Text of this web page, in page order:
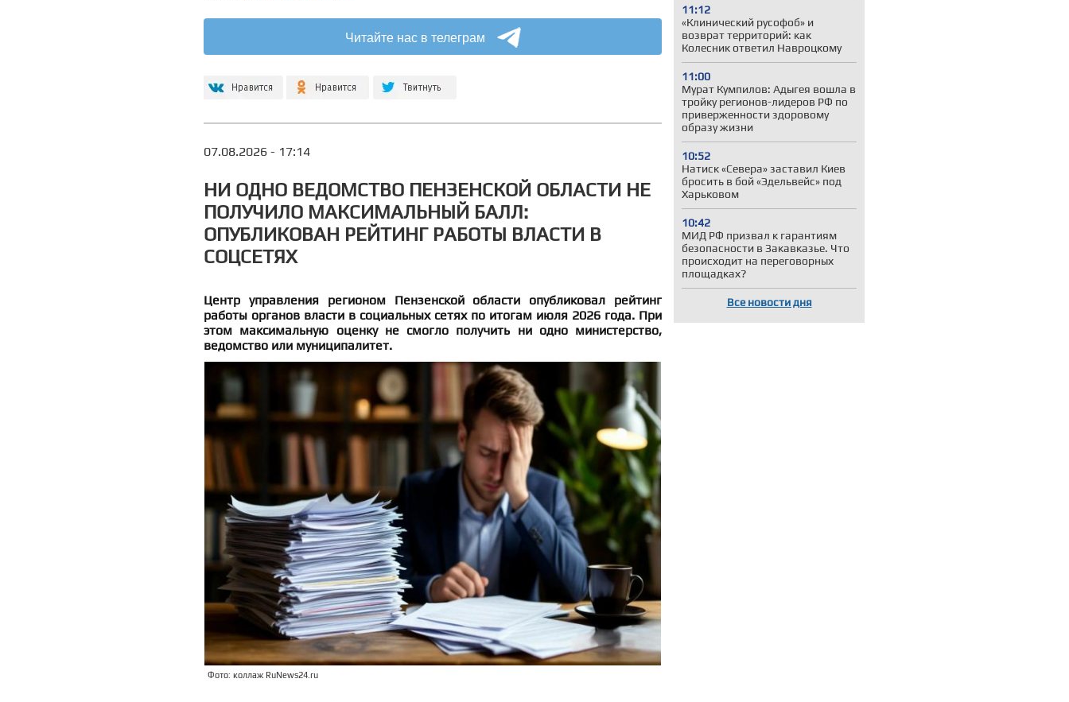
11:12
«Клинический русофоб» и
возврат территорий: как
Колесник ответил Навроцкому
11:00
Мурат Кумпилов: Адыгея вошла в
тройку регионов-лидеров РФ по
приверженности здоровому
образу жизни
10:52
Натиск «Севера» заставил Киев
бросить в бой «Эдельвейс» под
Харьковом
10:42
МИД РФ призвал к гарантиям
безопасности в Закавказье. Что
происходит на переговорных
площадках?
Все новости дня
Читайте нас в телеграм
07.08.2026 - 17:14
НИ ОДНО ВЕДОМСТВО ПЕНЗЕНСКОЙ ОБЛАСТИ НЕ
ПОЛУЧИЛО МАКСИМАЛЬНЫЙ БАЛЛ:
ОПУБЛИКОВАН РЕЙТИНГ РАБОТЫ ВЛАСТИ В
СОЦСЕТЯХ
Центр управления регионом Пензенской области опубликовал рейтинг
работы органов власти в социальных сетях по итогам июля 2026 года. При
этом максимальную оценку не смогло получить ни одно министерство,
ведомство или муниципалитет.
Фото: коллаж RuNews24.ru